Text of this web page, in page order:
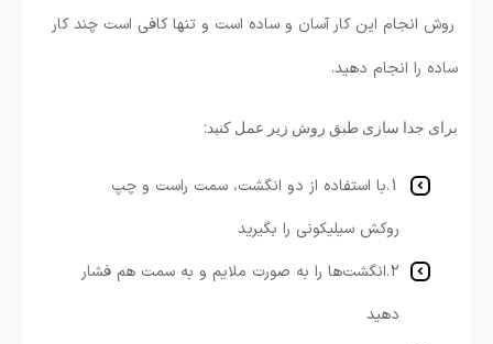
روش انجام این کار آسان و ساده است و تنها کافی است چند کار
ساده را انجام دهید.
برای جدا سازی طبق روش زیر عمل کنید:
1.با استفاده از دو انگشت، سمت راست و چپ
روکش سیلیکونی را بگیرید
2.انگشت‌ها را به صورت ملایم و به سمت هم فشار
دهید